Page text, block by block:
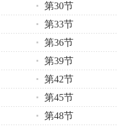
第30节
第33节
第36节
第39节
第42节
第45节
第48节